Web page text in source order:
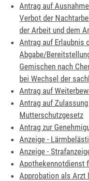
Antrag auf
Verbot der
der Arbeit und dem
Antrag auf Erlaubnis
Abgabe/
Gemischen nach
bei Wechsel der
Antrag auf
Antrag auf
Mutterschutzgesetz
Antrag zur
Anzeige -
Anzeige -
Apothekennotdienst
Approbation als Arzt